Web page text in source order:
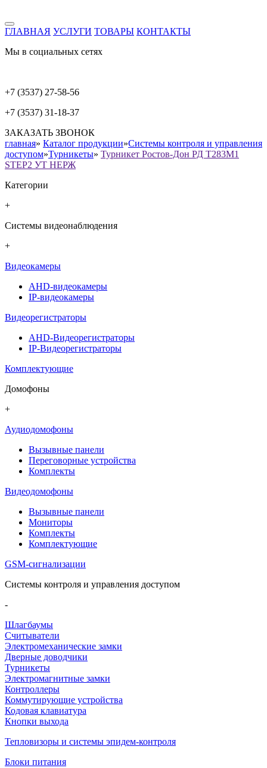
ГЛАВНАЯ УСЛУГИ ТОВАРЫ КОНТАКТЫ
Мы в социальных сетях
+7 (3537) 27-58-56
+7 (3537) 31-18-37
ЗАКАЗАТЬ ЗВОНОК
главная» Каталог продукции»Системы контроля и управления
доступом»Турникеты» Турникет Ростов-Дон РД Т283М1
STEP2 УТ НЕРЖ
Категории
+
Системы видеонаблюдения
+
Видеокамеры
AHD-видеокамеры
IP-видеокамеры
Видеорегистраторы
AHD-Видеорегистраторы
IP-Видеорегистраторы
Комплектующие
Домофоны
+
Аудиодомофоны
Вызывные панели
Переговорные устройства
Комплекты
Видеодомофоны
Вызывные панели
Мониторы
Комплекты
Комплектующие
GSM-сигнализации
Системы контроля и управления доступом
-
Шлагбаумы
Считыватели
Электромеханические замки
Дверные доводчики
Турникеты
Электромагнитные замки
Контроллеры
Коммутирующие устройства
Кодовая клавиатура
Кнопки выхода
Тепловизоры и системы эпидем-контроля
Блоки питания